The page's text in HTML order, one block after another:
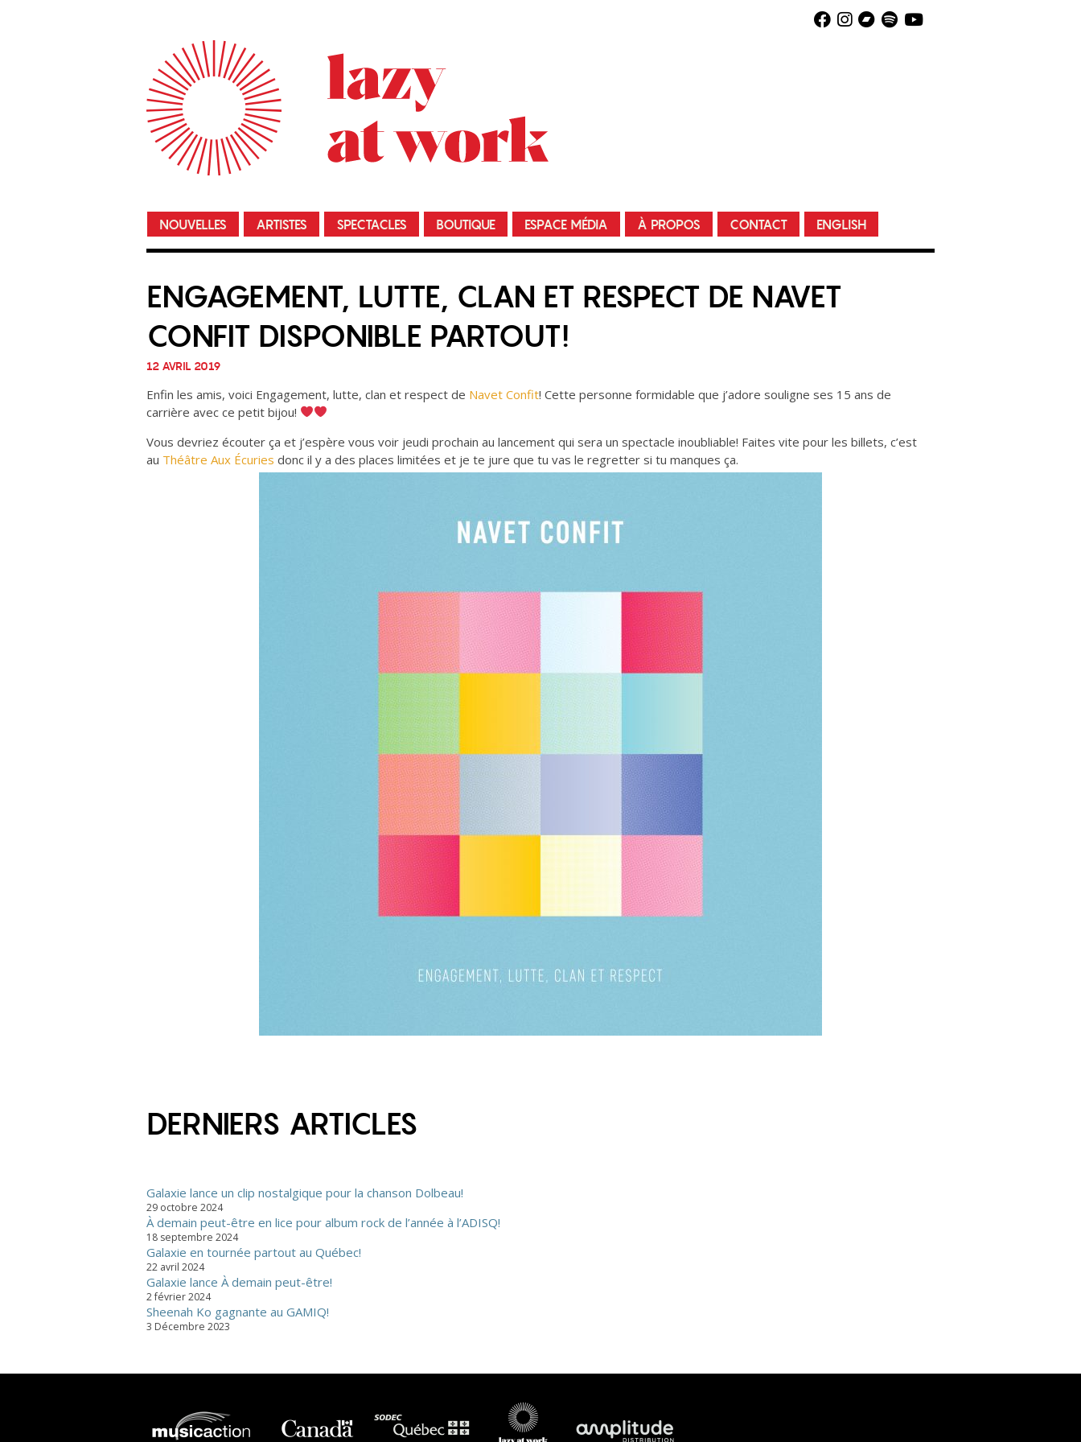
NOUVELLES ARTISTES SPECTACLES BOUTIQUE ESPACE MÉDIA À PROPOS CONTACT ENGLISH
ENGAGEMENT, LUTTE, CLAN ET RESPECT DE NAVET
CONFIT DISPONIBLE PARTOUT!
12 AVRIL 2019
Enfin les amis, voici Engagement, lutte, clan et respect de Navet Confit! Cette personne formidable que j’adore souligne ses 15 ans de
carrière avec ce petit bijou!
Vous devriez écouter ça et j’espère vous voir jeudi prochain au lancement qui sera un spectacle inoubliable! Faites vite pour les billets, c’est
au Théâtre Aux Écuries donc il y a des places limitées et je te jure que tu vas le regretter si tu manques ça.
DERNIERS ARTICLES
Galaxie lance un clip nostalgique pour la chanson Dolbeau!
29 octobre 2024
À demain peut-être en lice pour album rock de l’année à l’ADISQ!
18 septembre 2024
Galaxie en tournée partout au Québec!
22 avril 2024
Galaxie lance À demain peut-être!
2 février 2024
Sheenah Ko gagnante au GAMIQ!
3 Décembre 2023